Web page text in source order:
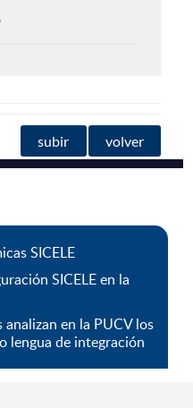
subir volver
SICELE
SICELE en la
analizan en la PUCV los
lengua de integración